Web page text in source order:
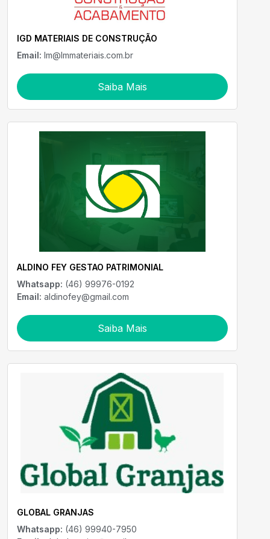
IGD MATERIAIS DE CONSTRUÇÃO
Email: lm@lmmateriais.com.br
Saiba Mais
ALDINO FEY GESTAO PATRIMONIAL
Whatsapp: (46) 99976-0192
Email: aldinofey@gmail.com
Saiba Mais
GLOBAL GRANJAS
Whatsapp: (46) 99940-7950